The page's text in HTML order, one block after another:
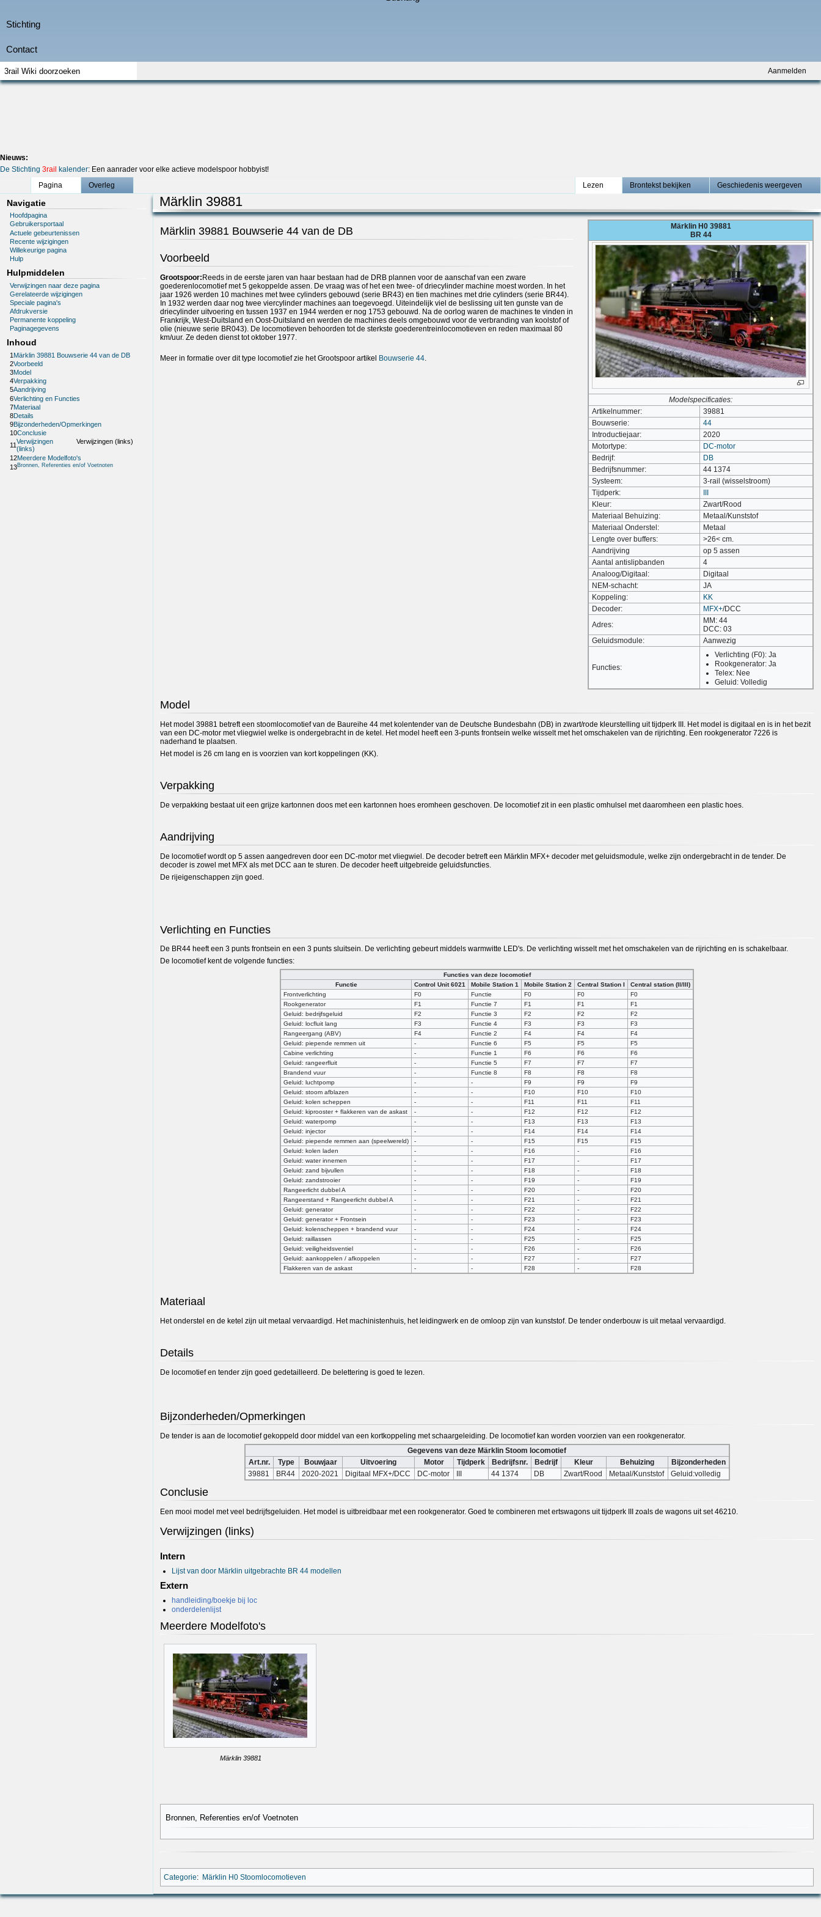
Aanmelden
Nieuws:
De Stichting 3rail kalender: Een aanrader voor elke actieve modelspoor hobbyist!
Pagina
Overleg Lezen Brontekst bekijken Geschiedenis weergeven
Navigatie
Hoofdpagina
Gebruikersportaal
Actuele gebeurtenissen
Recente wijzigingen
Willekeurige pagina
Hulp
Hulpmiddelen
Verwijzingen naar deze pagina
Gerelateerde wijzigingen
Speciale pagina's
Afdrukversie
Permanente koppeling
Paginagegevens
Inhoud
1 Märklin 39881 Bouwserie 44 van de DB
2Voorbeeld
3Model
4Verpakking
5Aandrijving
6Verlichting en Functies
7Materiaal
8Details
9Bijzonderheden/Opmerkingen
10Conclusie
11Verwijzingen
(links)
Verwijzingen (links)
12Meerdere Modelfoto's
13Bronnen, Referenties en/of Voetnoten
Märklin 39881
Märklin H0 39881
BR 44
Modelspecificaties:
Artikelnummer:
39881
Bouwserie:
44
Introductiejaar:
2020
Motortype:
DC-motor
Bedrijf:
DB
Bedrijfsnummer:
44 1374
Systeem:
3-rail (wisselstroom)
Tijdperk:
Kleur:
Zwart/Rood
Materiaal Behuizing:
Metaal/Kunststof
Materiaal Onderstel:
Metaal
Lengte over buffers:
>26< cm.
Aandrijving
op 5 assen
Aantal antislipbanden
4
Analoog/Digitaal:
Digitaal
NEM-schacht:
JA
Koppeling:
KK
Decoder:
MFX+/DCC
Adres:
MM: 44
DCC: 03
Geluidsmodule:
Aanwezig
Functies:
Verlichting (F0): Ja
Rookgenerator: Ja
Telex: Nee
Geluid: Volledig
Märklin 39881 Bouwserie 44 van de DB
Voorbeeld
Grootspoor:Reeds in de eerste jaren van haar bestaan had de DRB plannen voor de aanschaf van een zware
goederenlocomotief met 5 gekoppelde assen. De vraag was of het een twee- of driecylinder machine moest worden. In het
jaar 1926 werden 10 machines met twee cylinders gebouwd (serie BR43) en tien machines met drie cylinders (serie BR44).
In 1932 werden daar nog twee viercylinder machines aan toegevoegd. Uiteindelijk viel de beslissing uit ten gunste van de
driecylinder uitvoering en tussen 1937 en 1944 werden er nog 1753 gebouwd. Na de oorlog waren de machines te vinden in
Frankrijk, West-Duitsland en Oost-Duitsland en werden de machines deels omgebouwd voor de verbranding van koolstof of
olie (nieuwe serie BR043). De locomotieven behoorden tot de sterkste goederentreinlocomotieven en reden maximaal 80
km/uur. Ze deden dienst tot oktober 1977.
Meer in formatie over dit type locomotief zie het Grootspoor artikel Bouwserie 44
Model
Het model 39881 betreft een stoomlocomotief van de Baureihe 44 met kolentender van de Deutsche Bundesbahn (DB) in zwart/rode kleurstelling uit tijdperk III. Het model is digitaal en is in het bezit
van een DC-motor met vliegwiel welke is ondergebracht in de ketel. Het model heeft een 3-punts frontsein welke wisselt met het omschakelen van de rijrichting. Een rookgenerator 7226 is
naderhand te plaatsen.
Het model is 26 cm lang en is voorzien van kort koppelingen (KK).
Verpakking
De verpakking bestaat uit een grijze kartonnen doos met een kartonnen hoes eromheen geschoven. De locomotief zit in een plastic omhulsel met daaromheen een plastic hoes.
Aandrijving
De locomotief wordt op 5 assen aangedreven door een DC-motor met vliegwiel. De decoder betreft een Märklin MFX+ decoder met geluidsmodule, welke zijn ondergebracht in de tender. De
decoder is zowel met MFX als met DCC aan te sturen. De decoder heeft uitgebreide geluidsfuncties.
De rijeigenschappen zijn goed.
Verlichting en Functies
De BR44 heeft een 3 punts frontsein en een 3 punts sluitsein. De verlichting gebeurt middels warmwitte LED's. De verlichting wisselt met het omschakelen van de rijrichting en is schakelbaar.
De locomotief kent de volgende functies:
Functies van deze locomotief
Functie
Control Unit 6021 Mobile Station 1 Mobile Station 2 Central Station I
Central station (II/III)
Frontverlichting
F0 Functie F0 F0
F0
Rookgenerator
F1 Functie 7 F1 F1
F1
Geluid: bedrijfsgeluid
F2 Functie 3 F2 F2
F2
Geluid: locfluit lang
F3 Functie 4 F3 F3
F3
Rangeergang (ABV)
F4 Functie 2 F4 F4
F4
Geluid: piepende remmen uit
- Functie 6 F5 F5
F5
Cabine verlichting
- Functie 1 F6 F6
F6
Geluid: rangeerfluit
- Functie 5 F7 F7
F7
Brandend vuur
- Functie 8 F8 F8
F8
Geluid: luchtpomp
- - F9 F9
F9
Geluid: stoom afblazen
- - F10 F10
F10
Geluid: kolen scheppen
- - F11 F11
F11
Geluid: kiprooster + flakkeren van de askast
- - F12 F12
F12
Geluid: waterpomp
- - F13 F13
F13
Geluid: injector
- - F14 F14
F14
Geluid: piepende remmen aan (speelwereld)
- - F15 F15
F15
Geluid: kolen laden
- - F16 -
F16
Geluid: water innemen
- - F17 -
F17
Geluid: zand bijvullen
- - F18 -
F18
Geluid: zandstrooier
- - F19 -
F19
Rangeerlicht dubbel A
- - F20 -
F20
Rangeerstand + Rangeerlicht dubbel A
- - F21 -
F21
Geluid: generator
- - F22 -
F22
Geluid: generator + Frontsein
- - F23 -
F23
Geluid: kolenscheppen + brandend vuur
- - F24 -
F24
Geluid: raillassen
- - F25 -
F25
Geluid: veiligheidsventiel
- - F26 -
F26
Geluid: aankoppelen / afkoppelen
- - F27 -
F27
Flakkeren van de askast
- - F28 - F28
Materiaal
Het onderstel en de ketel zijn uit metaal vervaardigd. Het machinistenhuis, het leidingwerk en de omloop zijn van kunststof. De tender onderbouw is uit metaal vervaardigd.
Details
De locomotief en tender zijn goed gedetailleerd. De belettering is goed te lezen.
Bijzonderheden/Opmerkingen
De tender is aan de locomotief gekoppeld door middel van een kortkoppeling met schaargeleiding. De locomotief kan worden voorzien van een rookgenerator.
Gegevens van deze Märklin Stoom locomotief
Art.nr.
Type Bouwjaar Uitvoering Motor Tijdperk Bedrijfsnr. Bedrijf Kleur Behuizing
Bijzonderheden
39881
BR44 2020-2021 Digitaal MFX+/DCC DC-motor 44 1374 DB Zwart/Rood Metaal/Kunststof Geluid:volledig
Conclusie
Een mooi model met veel bedrijfsgeluiden. Het model is uitbreidbaar met een rookgenerator. Goed te combineren met ertswagons uit tijdperk III zoals de wagons uit set 46210.
Verwijzingen (links)
Intern
Lijst van door Märklin uitgebrachte BR 44 modellen
Extern
handleiding/boekje bij loc
onderdelenlijst
Meerdere Modelfoto's
Märklin 39881
Bronnen, Referenties en/of Voetnoten
Categorie: Märklin H0 Stoomlocomotieven